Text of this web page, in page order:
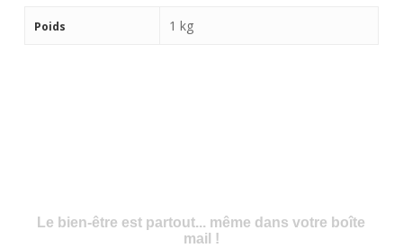
Poids 1 kg
Le bien-être est partout... même dans votre boîte
mail !